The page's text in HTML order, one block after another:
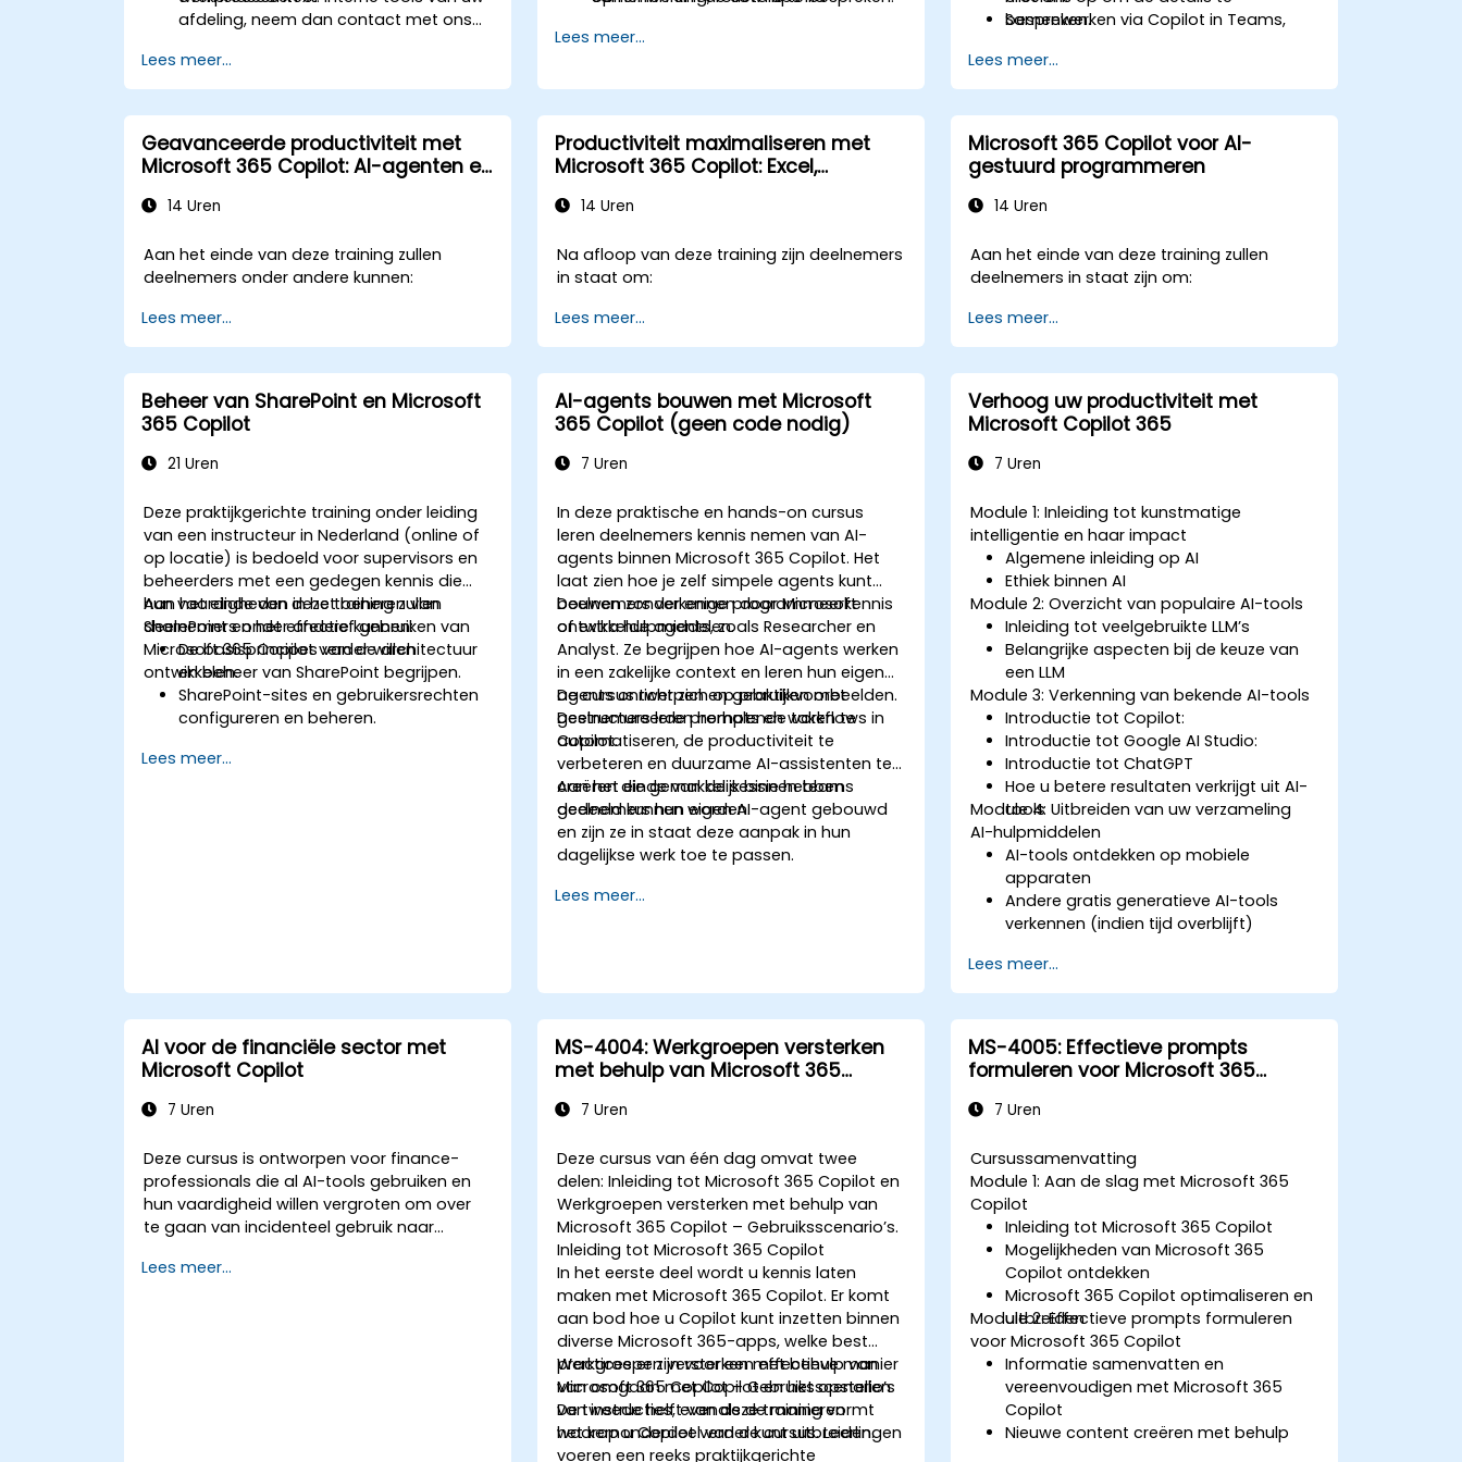
afdeling, neem dan contact met ons
Lees meer...
stroomlijnen met Copilot in Teams.
Lees meer...
Samenwerken via Copilot in Teams,
actiepunten eenvoudiger worden
bijgehouden.
bespreken.
Lees meer...
Geavanceerde productiviteit met
Microsoft 365 Copilot: AI-agenten en
14 Uren
Aan het einde van deze training zullen
deelnemers onder andere kunnen:
Lees meer...
Productiviteit maximaliseren met
Microsoft 365 Copilot: Excel,
14 Uren
Na afloop van deze training zijn deelnemers
in staat om:
Lees meer...
Microsoft 365 Copilot voor AI-
gestuurd programmeren
14 Uren
Aan het einde van deze training zullen
deelnemers in staat zijn om:
Lees meer...
Beheer van SharePoint en Microsoft
365 Copilot
21 Uren
Deze praktijkgerichte training onder leiding
van een instructeur in Nederland (online of
op locatie) is bedoeld voor supervisors en
beheerders met een gedegen kennis die
hun vaardigheden in het beheren van
SharePoint en het effectief gebruiken van
Microsoft 365 Copilot verder willen
ontwikkelen.
Aan het einde van deze training zullen
deelnemers onder andere kunnen:
De basisprincipes van de architectuur
en beheer van SharePoint begrijpen.
SharePoint-sites en gebruikersrechten
configureren en beheren.
in SharePoint implementeren.
Lees meer...
AI-agents bouwen met Microsoft
365 Copilot (geen code nodig)
7 Uren
In deze praktische en hands-on cursus
leren deelnemers kennis nemen van AI-
agents binnen Microsoft 365 Copilot. Het
laat zien hoe je zelf simpele agents kunt
bouwen zonder enige programmeerkennis
of extra hulpmiddelen.
Deelnemers verkennen door Microsoft
ontwikkelde agents, zoals Researcher en
Analyst. Ze begrijpen hoe AI-agents werken
in een zakelijke context en leren hun eigen
agents ontwerpen en gebruiken met
gestructureerde prompts en workflows in
Copilot.
De cursus richt zich op praktijkvoorbeelden.
Deelnemers leren herhalende taken te
automatiseren, de productiviteit te
verbeteren en duurzame AI-assistenten te
creëren die gemakkelijk binnen teams
gedeeld kunnen worden.
Aan het einde van de sessie hebben
deelnemers hun eigen AI-agent gebouwd
en zijn ze in staat deze aanpak in hun
dagelijkse werk toe te passen.
Lees meer...
Verhoog uw productiviteit met
Microsoft Copilot 365
7 Uren
Module 1: Inleiding tot kunstmatige
intelligentie en haar impact
Algemene inleiding op AI
Ethiek binnen AI
Module 2: Overzicht van populaire AI-tools
Inleiding tot veelgebruikte LLM’s
Belangrijke aspecten bij de keuze van
een LLM
Module 3: Verkenning van bekende AI-tools
Introductie tot Copilot:
Introductie tot Google AI Studio:
Introductie tot ChatGPT
Hoe u betere resultaten verkrijgt uit AI-
tools
Module 4: Uitbreiden van uw verzameling
AI-hulpmiddelen
AI-tools ontdekken op mobiele
apparaten
Andere gratis generatieve AI-tools
verkennen (indien tijd overblijft)
Lees meer...
AI voor de financiële sector met
Microsoft Copilot
7 Uren
Deze cursus is ontworpen voor finance-
professionals die al AI-tools gebruiken en
hun vaardigheid willen vergroten om over
te gaan van incidenteel gebruik naar
praktijk met Microsoft Copilot. Deelnemers
Lees meer...
MS-4004: Werkgroepen versterken
met behulp van Microsoft 365
7 Uren
Deze cursus van één dag omvat twee
delen:Inleiding tot Microsoft 365 Copilot en
Werkgroepen versterken met behulp van
Microsoft 365 Copilot – Gebruiksscenario’s.
Inleiding tot Microsoft 365 Copilot
In het eerste deel wordt u kennis laten
maken met Microsoft 365 Copilot. Er komt
aan bod hoe u Copilot kunt inzetten binnen
diverse Microsoft 365-apps, welke best
practices er zijn voor een effectieve manier
van omgaan met Copilot en het opstellen
van instructies, evenals de manieren
waarop u Copilot verder kunt uitbreiden.
Werkgroepen versterken met behulp van
Microsoft 365 Copilot – Gebruiksscenario’s
De tweede helft van deze training vormt
het kernonderdeel van de cursus. Leerlingen
voeren een reeks praktijkgerichte
MS-4005: Effectieve prompts
formuleren voor Microsoft 365
7 Uren
Cursussamenvatting
Module 1: Aan de slag met Microsoft 365
Copilot
Inleiding tot Microsoft 365 Copilot
Mogelijkheden van Microsoft 365
Copilot ontdekken
Microsoft 365 Copilot optimaliseren en
uitbreiden
Module 2: Effectieve prompts formuleren
voor Microsoft 365 Copilot
Informatie samenvatten en
vereenvoudigen met Microsoft 365
Copilot
Nieuwe content creëren met behulp